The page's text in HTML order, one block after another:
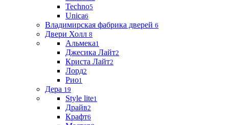
Techno5
Unica6
Владимирская фабрика дверей 6
Двери Холл 8
Альмека1
Джесика Лайт2
Криста Лайт2
Лорд2
Рио1
Дера 19
Style lite1
Драйв2
Крафт6